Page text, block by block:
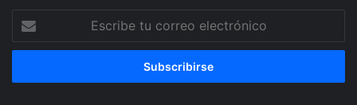
tu
correo